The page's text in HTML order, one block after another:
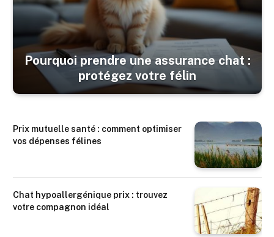
Pourquoi prendre une assurance chat :
protégez votre félin
Prix mutuelle santé : comment optimiser
vos dépenses félines
Chat hypoallergénique prix : trouvez
votre compagnon idéal